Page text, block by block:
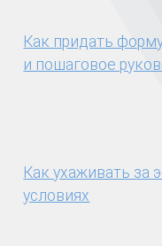
Как придать
и пошаговое
Как ухаживать за
условиях